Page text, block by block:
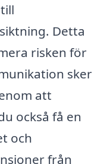
Detta
risken för
sker
att
också få en
och
från